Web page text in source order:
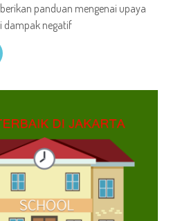
panduan mengenai upaya
dampak negatif